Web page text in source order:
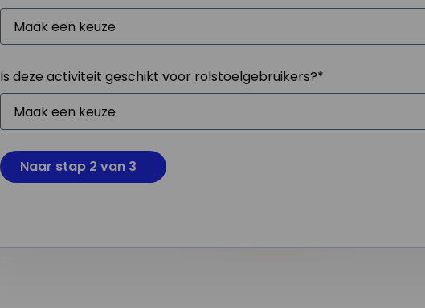
Is deze activiteit geschikt voor rolstoelgebruikers?*